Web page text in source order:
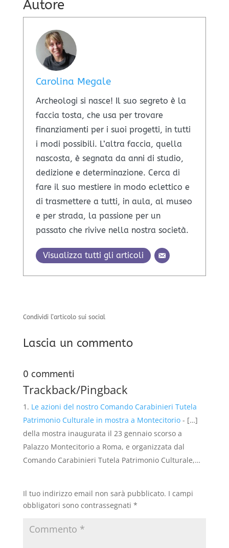
Autore
Carolina Megale
Archeologi si nasce! Il suo segreto è la
faccia tosta, che usa per trovare
finanziamenti per i suoi progetti, in tutti
i modi possibili. L’altra faccia, quella
nascosta, è segnata da anni di studio,
dedizione e determinazione. Cerca di
fare il suo mestiere in modo eclettico e
di trasmettere a tutti, in aula, al museo
e per strada, la passione per un
passato che rivive nella nostra società.
Visualizza tutti gli articoli
Condividi l’articolo sui social
Lascia un commento
0 commenti
Trackback/Pingback
Le azioni del nostro Comando Carabinieri Tutela
Patrimonio Culturale in mostra a Montecitorio- […]
della mostra inaugurata il 23 gennaio scorso a
Palazzo Montecitorio a Roma, e organizzata dal
Comando Carabinieri Tutela Patrimonio Culturale,…
Il tuo indirizzo email non sarà pubblicato. I campi
obbligatori sono contrassegnati *